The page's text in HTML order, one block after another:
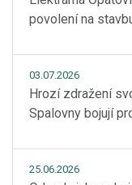
povolení na
03.07.2026
Hrozí zdražení
Spalovny bojují
25.06.2026